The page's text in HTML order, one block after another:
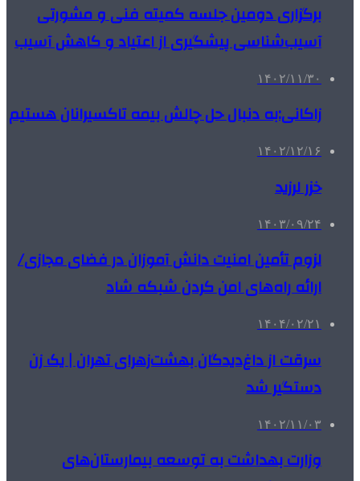
برگزاری دومین جلسه کمیته فنی و مشورتی
آسیب‌شناسی پیشگیری از اعتیاد و کاهش آسیب
۱۴۰۲/۱۱/۳۰
زاکانی:به دنبال حل چالش بیمه تاکسیرانان هستیم
۱۴۰۲/۱۲/۱۶
خزر لرزید
۱۴۰۳/۰۹/۲۴
لزوم تأمین امنیت دانش آموزان در فضای مجازی/
ارائه راه‌های امن کردن شبکه شاد
۱۴۰۴/۰۲/۲۱
سرقت از داغ‌دیدگان بهشت‌زهرای تهران | یک زن
دستگیر شد
۱۴۰۲/۱۱/۰۳
وزارت بهداشت به توسعه بیمارستان‌های